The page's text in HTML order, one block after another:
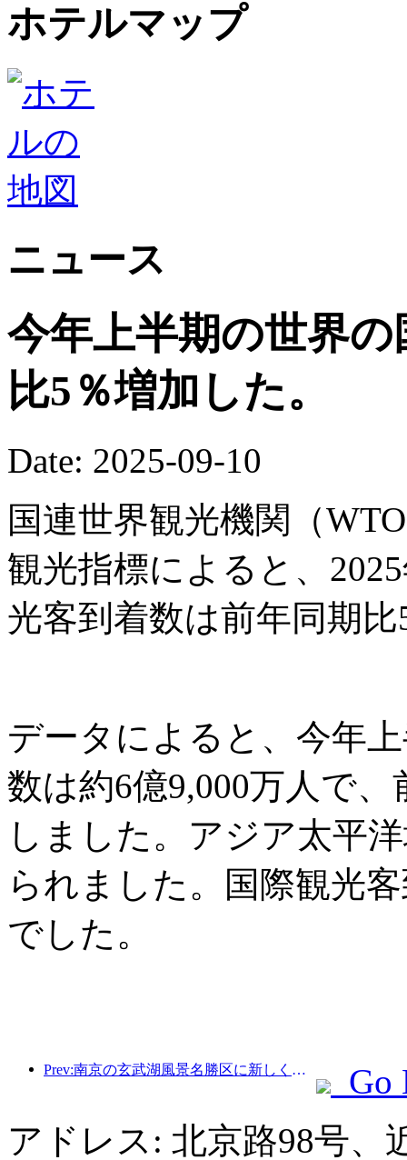
ホテルマップ
ニュース
今年上半期の世界
比5％増加した。
Date: 2025-09-10
国連世界観光機関（
観光指標によると、
光客到着数は前年同期
データによると、今年
数は約6億9,000万人で
しました。アジア太平
られました。国際観光
でした。
Prev:南京の玄武湖風景名勝区に新しく建てられた「金陵詩堂」を含む4つの文化施設が正式にオープンした。
Go
アドレス: 北京路98号、